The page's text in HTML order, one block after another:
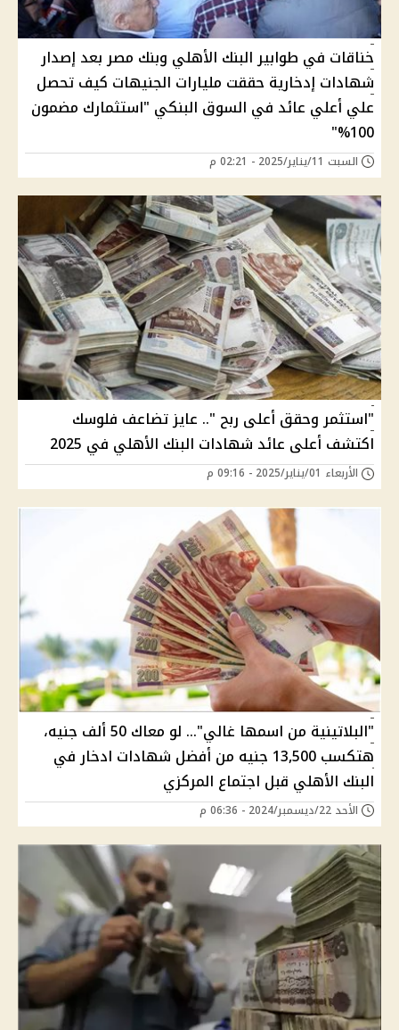
خناقات في طوابير البنك الأهلي وبنك مصر بعد إصدار
شهادات إدخارية حققت مليارات الجنيهات كيف تحصل
علي أعلي عائد في السوق البنكي "استثمارك مضمون
100%"
السبت 11/يناير/2025 - 02:21 م
"استثمر وحقق أعلى ربح ".. عايز تضاعف فلوسك
اكتشف أعلى عائد شهادات البنك الأهلي في 2025
الأربعاء 01/يناير/2025 - 09:16 م
"البلاتينية من اسمها غالي"... لو معاك 50 ألف جنيه،
هتكسب 13,500 جنيه من أفضل شهادات ادخار في
البنك الأهلي قبل اجتماع المركزي
الأحد 22/ديسمبر/2024 - 06:36 م